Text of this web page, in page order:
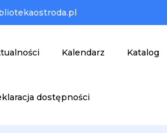
Kalendarz Katalog
dostępności